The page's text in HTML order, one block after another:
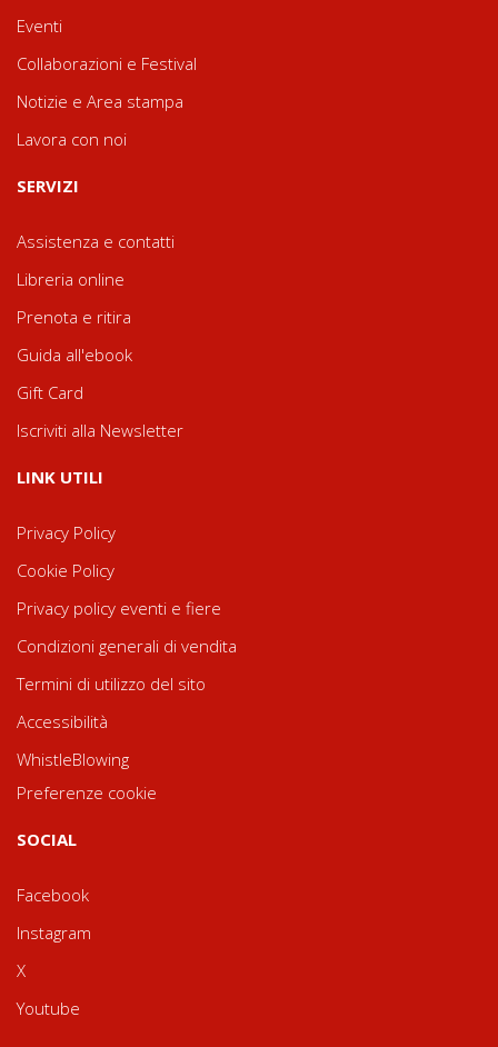
Eventi
Collaborazioni e Festival
Notizie e Area stampa
Lavora con noi
SERVIZI
Assistenza e contatti
Libreria online
Prenota e ritira
Guida all'ebook
Gift Card
Iscriviti alla Newsletter
LINK UTILI
Privacy Policy
Cookie Policy
Privacy policy eventi e fiere
Condizioni generali di vendita
Termini di utilizzo del sito
Accessibilità
WhistleBlowing
Preferenze cookie
SOCIAL
Facebook
Instagram
X
Youtube